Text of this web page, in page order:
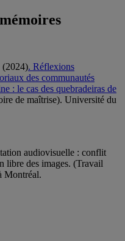
(2024). Réflexions
des communautés
: le cas des quebradeiras de
de maîtrise). Université du
audiovisuelle : conflit
libre des images. (Travail
Montréal.